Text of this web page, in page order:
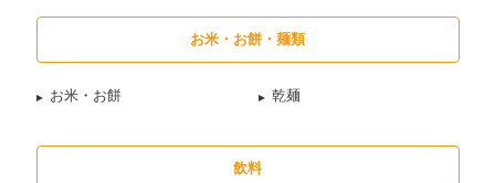
お米・お餅・麺類
お米・お餅 乾麺
飲料